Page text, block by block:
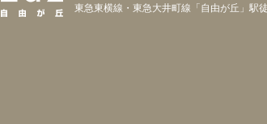
東急東横線・東急大井町線「自由が丘」駅